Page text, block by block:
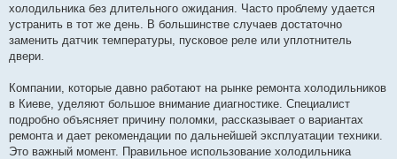
холодильника без длительного ожидания. Часто проблему удается
устранить в тот же день. В большинстве случаев достаточно
заменить датчик температуры, пусковое реле или уплотнитель
двери.
Компании, которые давно работают на рынке ремонта холодильников
в Киеве, уделяют большое внимание диагностике. Специалист
подробно объясняет причину поломки, рассказывает о вариантах
ремонта и дает рекомендации по дальнейшей эксплуатации техники.
Это важный момент. Правильное использование холодильника